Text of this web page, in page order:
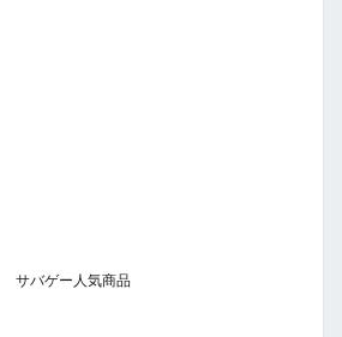
サバゲー人気商品